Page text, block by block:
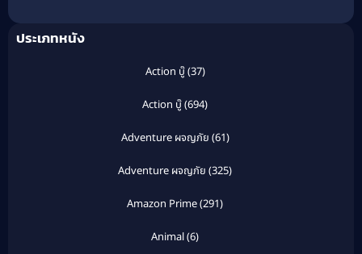
ประเภทหนัง
Action บู๊(37)
Action บู๊(694)
Adventure ผจญภัย (61)
Adventure ผจญภัย (325)
Amazon Prime(291)
Animal(6)